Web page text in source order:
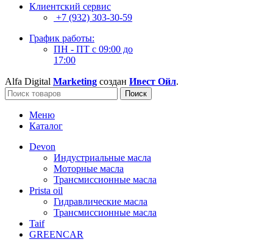
Клиентский сервис
+7 (932) 303-30-59
График работы:
ПН - ПТ с 09:00 до
17:00
Alfa Digital Marketing создан Ивест Ойл.
Поиск
Меню
Каталог
Devon
Индустриальные масла
Моторные масла
Трансмиссионные масла
Prista oil
Гидравлические масла
Трансмиссионные масла
Taif
GREENCAR